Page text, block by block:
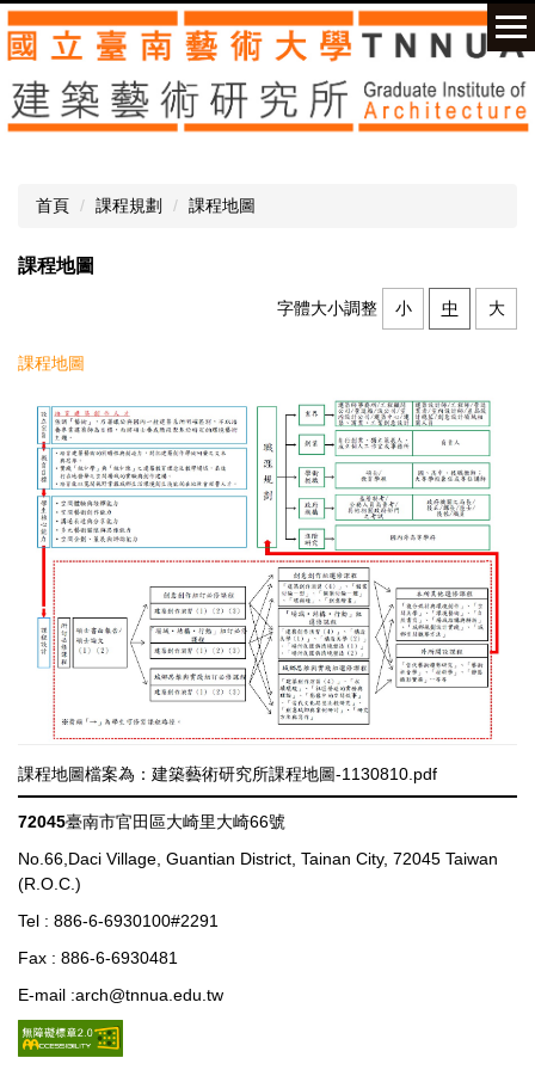
跳
到
主
要
內
首頁 課程規劃 課程地圖
課程地圖
字體大小調整 小 中 大
課程地圖
課程地圖檔案為：建築藝術研究所課程地圖-1130810.pdf
72045臺南市官田區大崎里大崎66號
No.66,Daci Village, Guantian District, Tainan City, 72045 Taiwan
(R.O.C.)
Tel : 886-6-6930100#2291
Fax : 886-6-6930481
E-mail :arch@tnnua.edu.tw